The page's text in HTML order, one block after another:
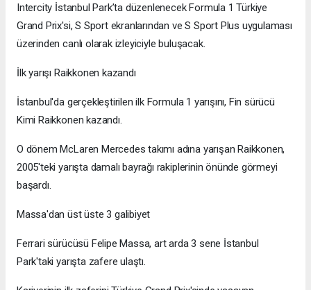
Intercity İstanbul Park’ta düzenlenecek Formula 1 Türkiye
Grand Prix'si, S Sport ekranlarından ve S Sport Plus uygulaması
üzerinden canlı olarak izleyiciyle buluşacak.
İlk yarışı Raikkonen kazandı
İstanbul'da gerçekleştirilen ilk Formula 1 yarışını, Fin sürücü
Kimi Raikkonen kazandı.
O dönem McLaren Mercedes takımı adına yarışan Raikkonen,
2005'teki yarışta damalı bayrağı rakiplerinin önünde görmeyi
başardı.
Massa'dan üst üste 3 galibiyet
Ferrari sürücüsü Felipe Massa, art arda 3 sene İstanbul
Park'taki yarışta zafere ulaştı.